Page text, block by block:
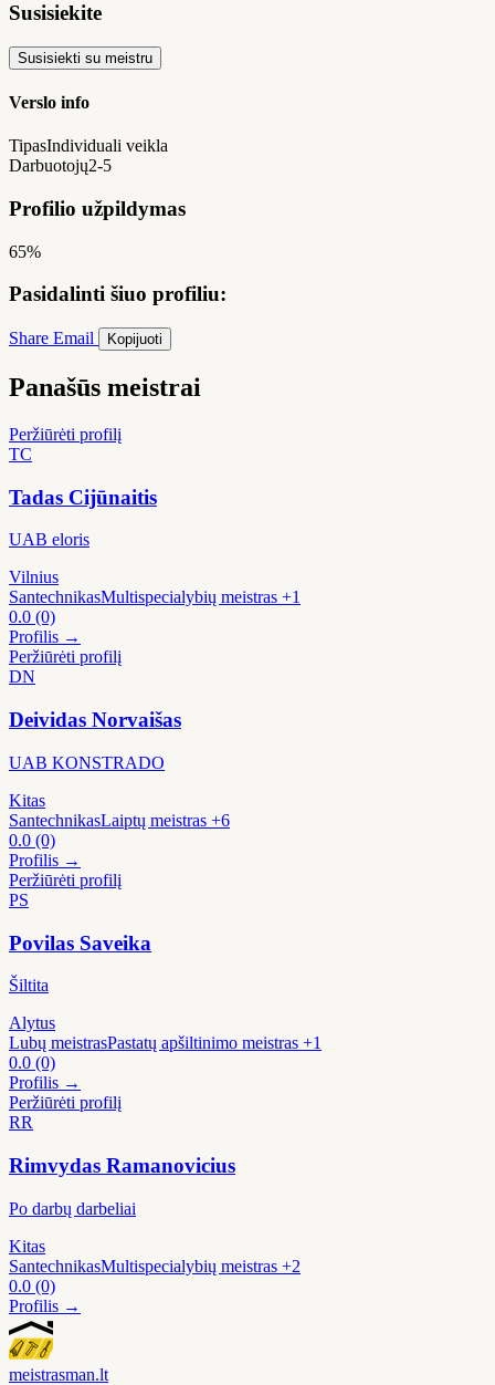
Susisiekite
Susisiekti su meistru
Verslo info
TipasIndividuali veikla
Darbuotojų2-5
Profilio užpildymas
65%
Pasidalinti šiuo profiliu:
Share Email Kopijuoti
Panašūs meistrai
Peržiūrėti profilį
TC
Tadas Cijūnaitis
UAB eloris
Vilnius
SantechnikasMultispecialybių meistras +1
0.0 (0)
Profilis →
Peržiūrėti profilį
DN
Deividas Norvaišas
UAB KONSTRADO
Kitas
SantechnikasLaiptų meistras +6
0.0 (0)
Profilis →
Peržiūrėti profilį
PS
Povilas Saveika
Šiltita
Alytus
Lubų meistrasPastatų apšiltinimo meistras +1
0.0 (0)
Profilis →
Peržiūrėti profilį
RR
Rimvydas Ramanovicius
Po darbų darbeliai
Kitas
SantechnikasMultispecialybių meistras +2
0.0 (0)
Profilis →
meistrasman.lt